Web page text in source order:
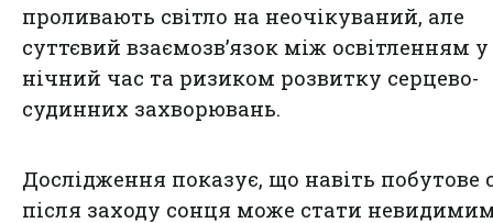
проливають світло на неочікуваний, але
суттєвий взаємозв’язок між освітленням у
нічний час та ризиком розвитку серцево-
судинних захворювань.
Дослідження показує, що навіть побутове
після заходу сонця може стати